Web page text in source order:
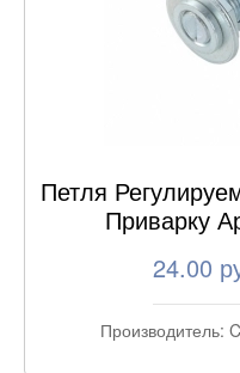
Петля
Приварку
24.00
Производитель: